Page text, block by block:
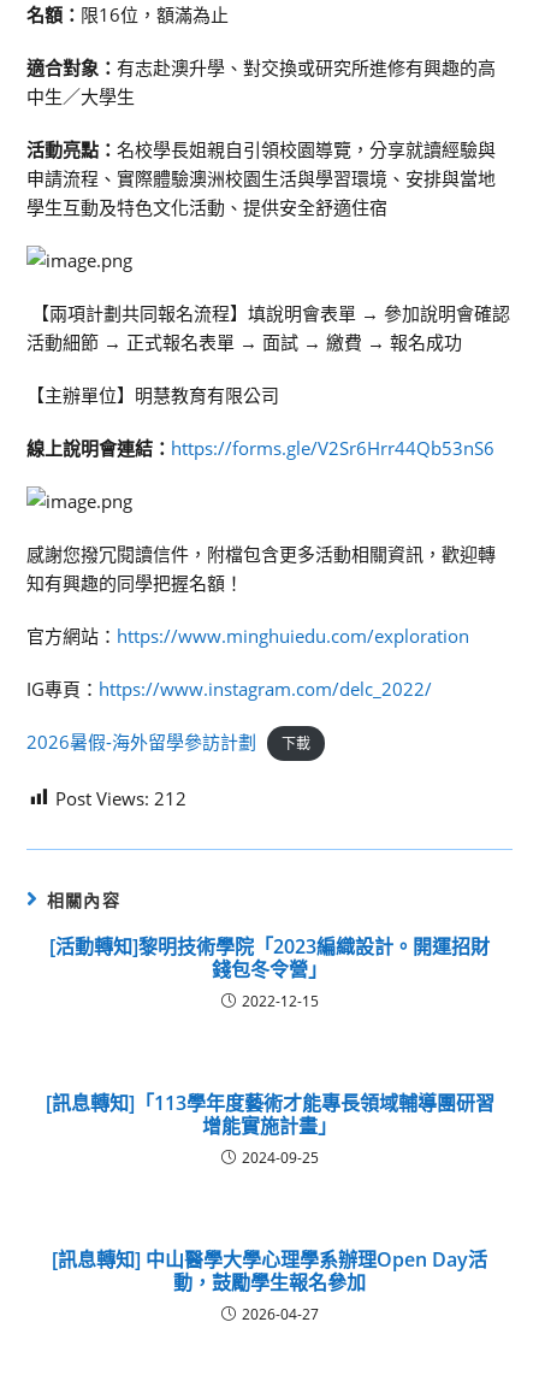
名額： 限16位，額滿為止
適合對象：有志赴澳升學、對交換或研究所進修有興趣的高
中生／大學生
活動亮點：名校學長姐親自引領校園導覽，分享就讀經驗與
申請流程、實際體驗澳洲校園生活與學習環境、安排與當地
學生互動及特色文化活動、提供安全舒適住宿
【兩項計劃共同報名流程】填說明會表單 → 參加說明會確認
活動細節 → 正式報名表單 → 面試 → 繳費 → 報名成功
【主辦單位】明慧教育有限公司
線上說明會連結： https://forms.gle/V2Sr6Hrr44Qb53nS6
感謝您撥冗閱讀信件，附檔包含更多活動相關資訊，歡迎轉
知有興趣的同學把握名額！
官方網站： https://www.minghuiedu.com/exploration
IG專頁： https://www.instagram.com/delc_2022/
2026暑假-海外留學參訪計劃 下載
Post Views: 212
相關內容
[活動轉知]黎明技術學院「2023編織設計。開運招財
錢包冬令營」
2022-12-15
[訊息轉知]「113學年度藝術才能專長領域輔導團研習
增能實施計畫」
2024-09-25
[訊息轉知] 中山醫學大學心理學系辦理Open Day活
動，鼓勵學生報名參加
2026-04-27